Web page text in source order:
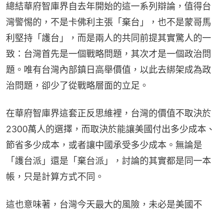
總結華府智庫界自去年開始的這一系列辯論，值得台
灣警惕的，不是卡佛利主張「棄台」，也不是蒙哥馬
利堅持「護台」，而是兩人的共同前提其實驚人的一
致：台灣首先是一個戰略問題，其次才是一個政治問
題。唯有台灣內部鎮日高舉價值，以此去綁架成為政
治問題，卻少了從戰略層面的立足。
在華府智庫界這套正反思維裡，台灣的價值不取決於
2300萬人的選擇，而取決於能讓美國付出多少成本、
節省多少成本，或者讓中國承受多少成本。無論是
「護台派」還是「棄台派」，討論的其實都是同一本
帳，只是計算方式不同。
這也意味著，台灣今天最大的風險，未必是美國不